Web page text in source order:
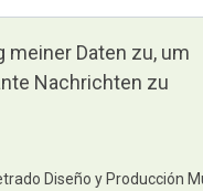
Daten zu, um
Nachrichten zu
Diseño y Producción